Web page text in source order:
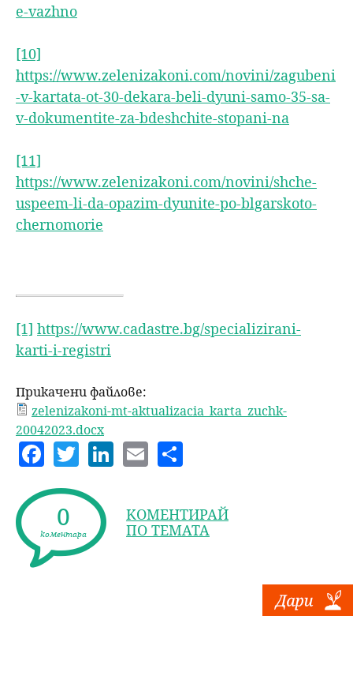
e-vazhno
[10]
https://www.zelenizakoni.com/novini/zagubeni
-v-kartata-ot-30-dekara-beli-dyuni-samo-35-sa-
v-dokumentite-za-bdeshchite-stopani-na
[11]
https://www.zelenizakoni.com/novini/shche-
uspeem-li-da-opazim-dyunite-po-blgarskoto-
chernomorie
[1] https://www.cadastre.bg/specializirani-
karti-i-registri
Прикачени файлове:
zelenizakoni-mt-aktualizacia_karta_zuchk-
20042023.docx
F
a
c
e
b
T
w
itt
er
Li
n
k
e
E
m
ai
l
a
re
0
коментара
КОМЕНТИРАЙ
ПО ТЕМАТА